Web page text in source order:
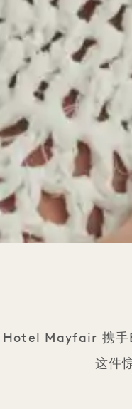
Hotel Mayfair 携手
这件